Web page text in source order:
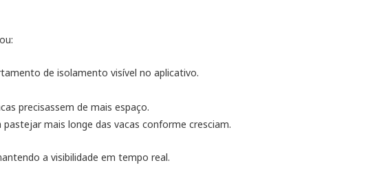
de isolamento visível no aplicativo.
precisassem de mais espaço.
mais longe das vacas conforme cresciam.
a visibilidade em tempo real.